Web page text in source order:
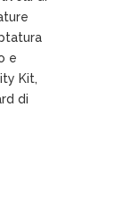
e
Kit,
di